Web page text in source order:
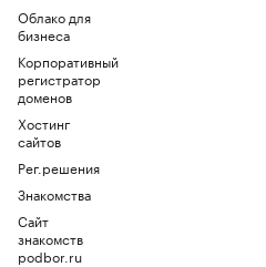
Облако для
бизнеса
Корпоративный
регистратор
доменов
Хостинг
сайтов
Рег.решения
Знакомства
Сайт
знакомств
podbor.ru